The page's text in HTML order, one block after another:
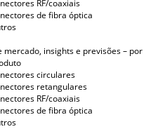
RF/coaxiais
de fibra óptica
mercado, insights e previsões – por
circulares
retangulares
RF/coaxiais
de fibra óptica